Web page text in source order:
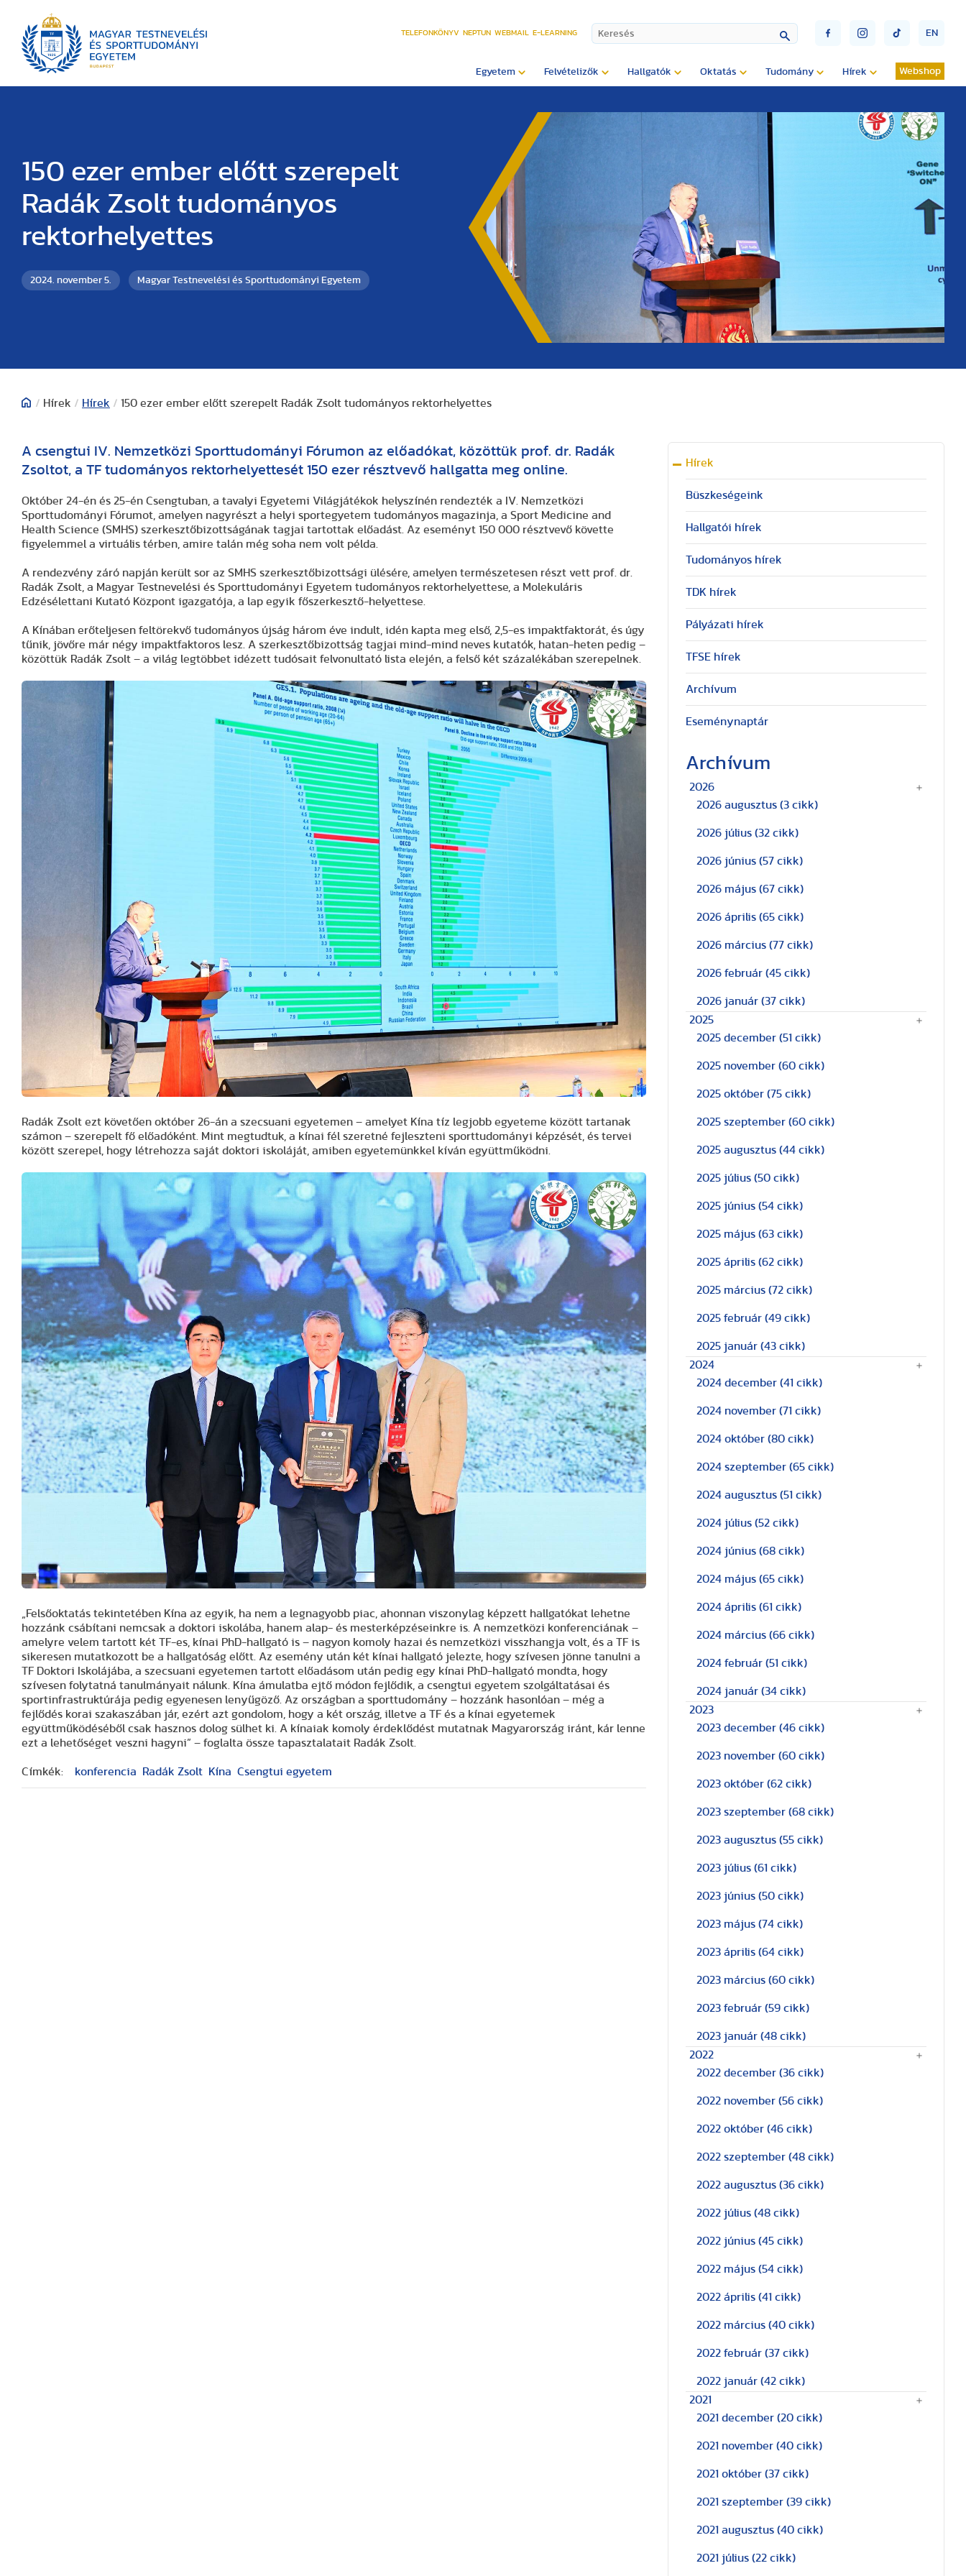
TELEFONKÖNYV NEPTUN WEBMAIL E-LEARNING EN
Egyetem Felvételizők Hallgatók Oktatás Tudomány Hírek Webshop
150 ezer ember előtt szerepelt
Radák Zsolt tudományos
rektorhelyettes
2024. november 5. Magyar Testnevelési és Sporttudományi Egyetem
/ Hírek / Hírek / 150 ezer ember előtt szerepelt Radák Zsolt tudományos rektorhelyettes
A csengtui IV. Nemzetközi Sporttudományi Fórumon az előadókat, közöttük prof. dr. Radák
Zsoltot, a TF tudományos rektorhelyettesét 150 ezer résztvevő hallgatta meg online.
Október 24-én és 25-én Csengtuban, a tavalyi Egyetemi Világjátékok helyszínén rendezték a IV. Nemzetközi
Sporttudományi Fórumot, amelyen nagyrészt a helyi sportegyetem tudományos magazinja, a Sport Medicine and
Health Science (SMHS) szerkesztőbizottságának tagjai tartottak előadást. Az eseményt 150 000 résztvevő követte
figyelemmel a virtuális térben, amire talán még soha nem volt példa.
A rendezvény záró napján került sor az SMHS szerkesztőbizottsági ülésére, amelyen természetesen részt vett prof. dr.
Radák Zsolt, a Magyar Testnevelési és Sporttudományi Egyetem tudományos rektorhelyettese, a Molekuláris
Edzésélettani Kutató Központ igazgatója, a lap egyik főszerkesztő-helyettese.
A Kínában erőteljesen feltörekvő tudományos újság három éve indult, idén kapta meg első, 2,5-es impaktfaktorát, és úgy
tűnik, jövőre már négy impaktfaktoros lesz. A szerkesztőbizottság tagjai mind-mind neves kutatók, hatan-heten pedig –
közöttük Radák Zsolt – a világ legtöbbet idézett tudósait felvonultató lista elején, a felső két százalékában szerepelnek.
Radák Zsolt ezt követően október 26-án a szecsuani egyetemen – amelyet Kína tíz legjobb egyeteme között tartanak
számon – szerepelt fő előadóként. Mint megtudtuk, a kínai fél szeretné fejleszteni sporttudományi képzését, és tervei
között szerepel, hogy létrehozza saját doktori iskoláját, amiben egyetemünkkel kíván együttműködni.
„Felsőoktatás tekintetében Kína az egyik, ha nem a legnagyobb piac, ahonnan viszonylag képzett hallgatókat lehetne
hozzánk csábítani nemcsak a doktori iskolába, hanem alap- és mesterképzéseinkre is. A nemzetközi konferenciának –
amelyre velem tartott két TF-es, kínai PhD-hallgató is – nagyon komoly hazai és nemzetközi visszhangja volt, és a TF is
sikeresen mutatkozott be a hallgatóság előtt. Az esemény után két kínai hallgató jelezte, hogy szívesen jönne tanulni a
TF Doktori Iskolájába, a szecsuani egyetemen tartott előadásom után pedig egy kínai PhD-hallgató mondta, hogy
szívesen folytatná tanulmányait nálunk. Kína ámulatba ejtő módon fejlődik, a csengtui egyetem szolgáltatásai és
sportinfrastruktúrája pedig egyenesen lenyűgöző. Az országban a sporttudomány – hozzánk hasonlóan – még a
fejlődés korai szakaszában jár, ezért azt gondolom, hogy a két ország, illetve a TF és a kínai egyetemek
együttműködéséből csak hasznos dolog sülhet ki. A kínaiak komoly érdeklődést mutatnak Magyarország iránt, kár lenne
ezt a lehetőséget veszni hagyni” – foglalta össze tapasztalatait Radák Zsolt.
Címkék: konferencia Radák Zsolt Kína Csengtui egyetem
Hírek
Büszkeségeink
Hallgatói hírek
Tudományos hírek
TDK hírek
Pályázati hírek
TFSE hírek
Archívum
Eseménynaptár
Archívum
2026
2026 augusztus (3 cikk)
2026 július (32 cikk)
2026 június (57 cikk)
2026 május (67 cikk)
2026 április (65 cikk)
2026 március (77 cikk)
2026 február (45 cikk)
2026 január (37 cikk)
2025
2025 december (51 cikk)
2025 november (60 cikk)
2025 október (75 cikk)
2025 szeptember (60 cikk)
2025 augusztus (44 cikk)
2025 július (50 cikk)
2025 június (54 cikk)
2025 május (63 cikk)
2025 április (62 cikk)
2025 március (72 cikk)
2025 február (49 cikk)
2025 január (43 cikk)
2024
2024 december (41 cikk)
2024 november (71 cikk)
2024 október (80 cikk)
2024 szeptember (65 cikk)
2024 augusztus (51 cikk)
2024 július (52 cikk)
2024 június (68 cikk)
2024 május (65 cikk)
2024 április (61 cikk)
2024 március (66 cikk)
2024 február (51 cikk)
2024 január (34 cikk)
2023
2023 december (46 cikk)
2023 november (60 cikk)
2023 október (62 cikk)
2023 szeptember (68 cikk)
2023 augusztus (55 cikk)
2023 július (61 cikk)
2023 június (50 cikk)
2023 május (74 cikk)
2023 április (64 cikk)
2023 március (60 cikk)
2023 február (59 cikk)
2023 január (48 cikk)
2022
2022 december (36 cikk)
2022 november (56 cikk)
2022 október (46 cikk)
2022 szeptember (48 cikk)
2022 augusztus (36 cikk)
2022 július (48 cikk)
2022 június (45 cikk)
2022 május (54 cikk)
2022 április (41 cikk)
2022 március (40 cikk)
2022 február (37 cikk)
2022 január (42 cikk)
2021
2021 december (20 cikk)
2021 november (40 cikk)
2021 október (37 cikk)
2021 szeptember (39 cikk)
2021 augusztus (40 cikk)
2021 július (22 cikk)